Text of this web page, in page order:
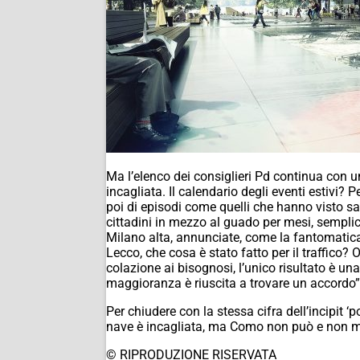
Ma l’elenco dei consiglieri Pd continua con
incagliata. Il calendario degli eventi estivi?
poi di episodi come quelli che hanno visto
cittadini in mezzo al guado per mesi,
Milano alta, annunciate, come la
Lecco, che cosa è stato fatto per il traffico?
colazione ai bisognosi, l’unico risultato è
maggioranza è riuscita a trovare un
Per chiudere con la stessa cifra dell’incipit
nave è incagliata, ma Como non può e non
© RIPRODUZIONE RISERVATA